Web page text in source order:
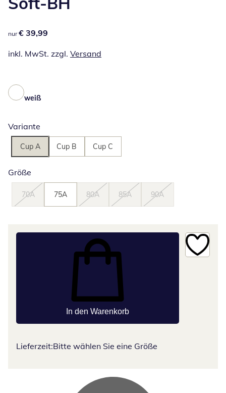
€ 39,99
nur € 39,99
inkl. MwSt. zzgl. Versand
weiß
Variante
Cup A Cup B Cup C
Größe
70A 75A 80A 85A 90A
In den Warenkorb
Lieferzeit:Bitte wählen Sie eine Größe